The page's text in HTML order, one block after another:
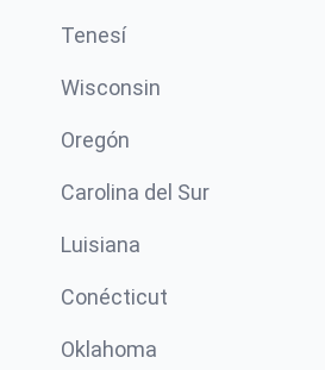
Tenesí
Wisconsin
Oregón
Carolina del Sur
Luisiana
Conécticut
Oklahoma